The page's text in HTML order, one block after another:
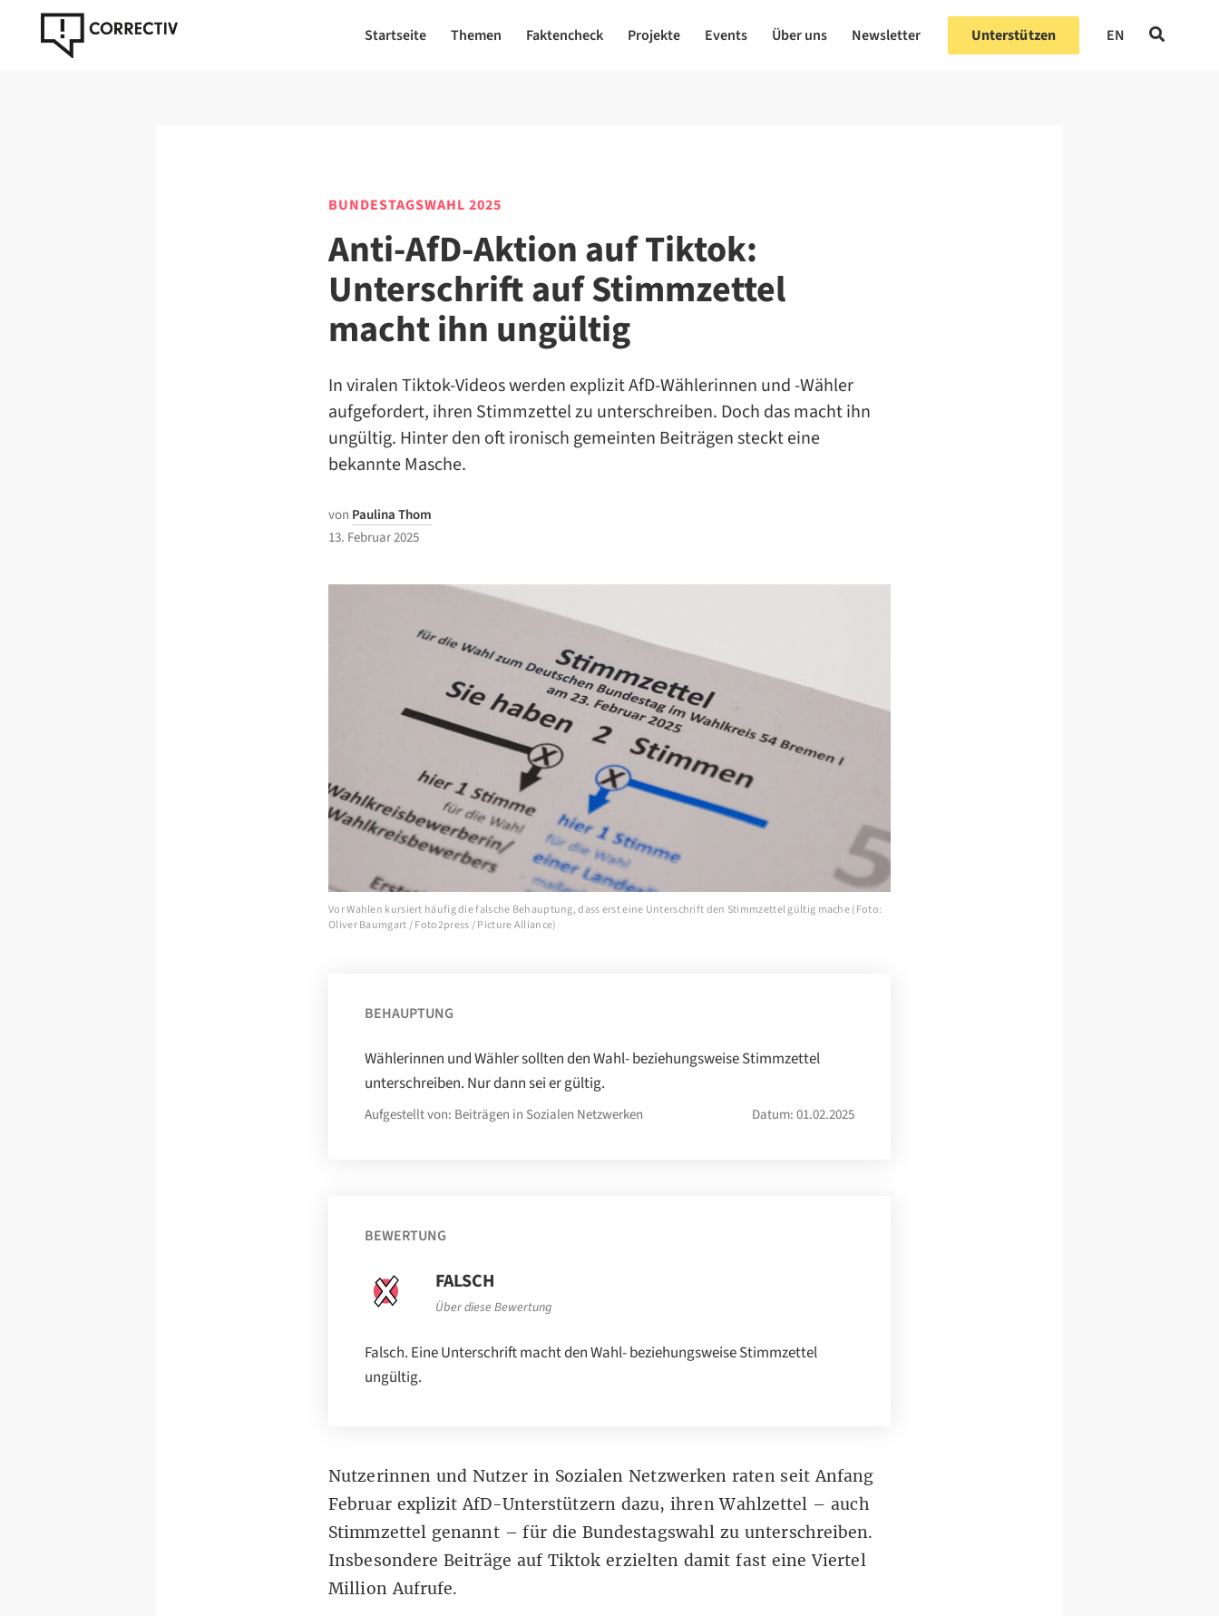
Startseite Themen Faktencheck Projekte Events Über uns Newsletter Unterstützen EN
BUNDESTAGSWAHL 2025
Anti-AfD-Aktion auf Tiktok:
Unterschrift auf Stimmzettel
macht ihn ungültig
In viralen Tiktok-Videos werden explizit AfD-Wählerinnen und -Wähler
aufgefordert, ihren Stimmzettel zu unterschreiben. Doch das macht ihn
ungültig. Hinter den oft ironisch gemeinten Beiträgen steckt eine
bekannte Masche.
von Paulina Thom
13. Februar 2025
Vor Wahlen kursiert häufig die falsche Behauptung, dass erst eine Unterschrift den Stimmzettel gültig mache (Foto:
Oliver Baumgart / Foto2press / Picture Alliance)
BEHAUPTUNG
Wählerinnen und Wähler sollten den Wahl- beziehungsweise Stimmzettel
unterschreiben. Nur dann sei er gültig.
Aufgestellt von: Beiträgen in Sozialen Netzwerken Datum: 01.02.2025
BEWERTUNG
FALSCH
Über diese Bewertung
Falsch. Eine Unterschrift macht den Wahl- beziehungsweise Stimmzettel
ungültig.
Nutzerinnen und Nutzer in Sozialen Netzwerken raten seit Anfang
Februar explizit AfD-Unterstützern dazu, ihren Wahlzettel – auch
Stimmzettel genannt – für die Bundestagswahl zu unterschreiben.
InsbesondereBeiträge auf Tiktok erzielten damit fast eine Viertel
Million Aufrufe.